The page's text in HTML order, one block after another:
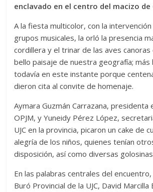
enclavado en el centro del macizo de
A la fiesta multicolor, con la
grupos musicales, la orló la presencia
cordillera y el trinar de las aves
bello paisaje de nuestra geografía; más
todavía en este instante porque
dieron cita al convite de homenaje.
Aymara Guzmán Carrazana, presidenta
OPJM, y Yuneidy Pérez López,
UJC en la provincia, picaron un cake de
alegría de los niños, quienes tenían
disposición, así como diversas
En las palabras centrales del
Buró Provincial de la UJC, David Marcilla